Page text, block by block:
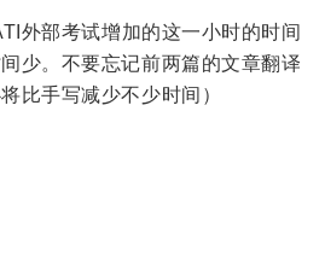
外部考试增加的这一小时的时间
少。不要忘记前两篇的文章翻译
比手写减少不少时间）